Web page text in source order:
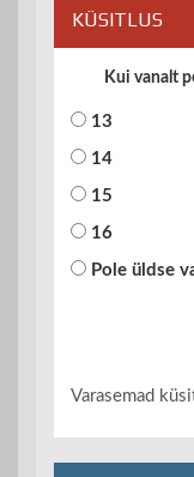
KÜSITLUS
Kui vanalt
13
14
15
16
Pole üldse
Varasemad